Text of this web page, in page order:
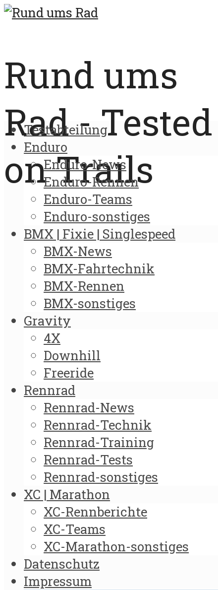
Rund ums
Rad - Tested
on Trails
Testabteilung
Enduro
Enduro-News
Enduro-Rennen
Enduro-Teams
Enduro-sonstiges
BMX | Fixie | Singlespeed
BMX-News
BMX-Fahrtechnik
BMX-Rennen
BMX-sonstiges
Gravity
4X
Downhill
Freeride
Rennrad
Rennrad-News
Rennrad-Technik
Rennrad-Training
Rennrad-Tests
Rennrad-sonstiges
XC | Marathon
XC-Rennberichte
XC-Teams
XC-Marathon-sonstiges
Datenschutz
Impressum